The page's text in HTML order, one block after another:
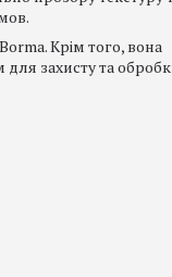
Крім того, вона
захисту та